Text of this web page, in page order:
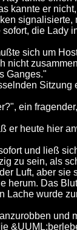
kannte er
signalisierte,
die Lady
sich um
nicht
Ganges."
Sitzung
ein
er heute hier
und ließ
zu sein, als
Luft, aber sie
herum. Das
Lache wurde
und